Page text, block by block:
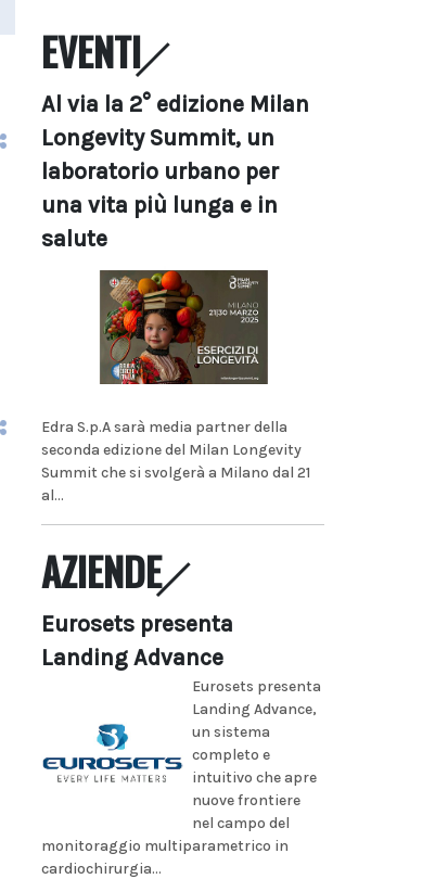
EVENTI
Al via la 2° edizione Milan
Longevity Summit, un
laboratorio urbano per
una vita più lunga e in
salute
Edra S.p.A sarà media partner della
seconda edizione del Milan Longevity
Summit che si svolgerà a Milano dal 21
al...
AZIENDE
Eurosets presenta
Landing Advance
Eurosets presenta
Landing Advance,
un sistema
completo e
intuitivo che apre
nuove frontiere
nel campo del
monitoraggio multiparametrico in
cardiochirurgia...